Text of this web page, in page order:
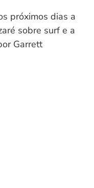
próximos dias a
sobre surf e a
Garrett